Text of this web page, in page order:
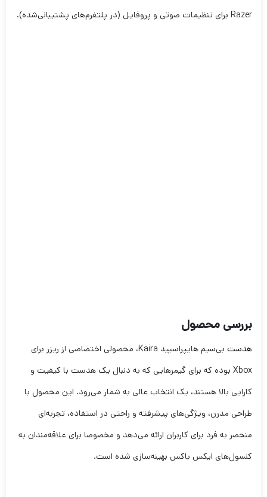
Razer برای تنظیمات صوتی و پروفایل (در پلتفرم‌های پشتیبانی‌شده).
بررسی محصول
هدست
بی‌سیم هایپراسپید Kaira، محصولی اختصاصی از ریزر برای
Xbox بوده که برای گیمرهایی که به دنبال یک هدست با کیفیت و
کارایی بالا هستند، یک انتخاب عالی به شمار می‌رود. این محصول با
طراحی مدرن، ویژگی‌های پیشرفته و راحتی در استفاده، تجربه‌ای
منحصر به ‌فرد برای کاربران ارائه می‌دهد و مخصوصا برای علاقه‌مندان به
کنسول‌های ایکس باکس بهینه‌سازی شده است.